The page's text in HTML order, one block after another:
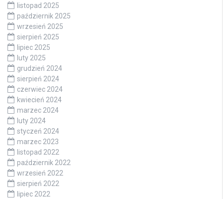
listopad 2025
październik 2025
wrzesień 2025
sierpień 2025
lipiec 2025
luty 2025
grudzień 2024
sierpień 2024
czerwiec 2024
kwiecień 2024
marzec 2024
luty 2024
styczeń 2024
marzec 2023
listopad 2022
październik 2022
wrzesień 2022
sierpień 2022
lipiec 2022